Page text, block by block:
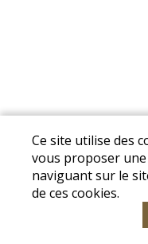
Ce site utilise des
vous proposer
naviguant sur le
de ces cookies.